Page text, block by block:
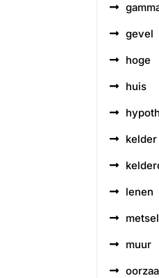
gevel
hoge
huis
kelder
lenen
muur